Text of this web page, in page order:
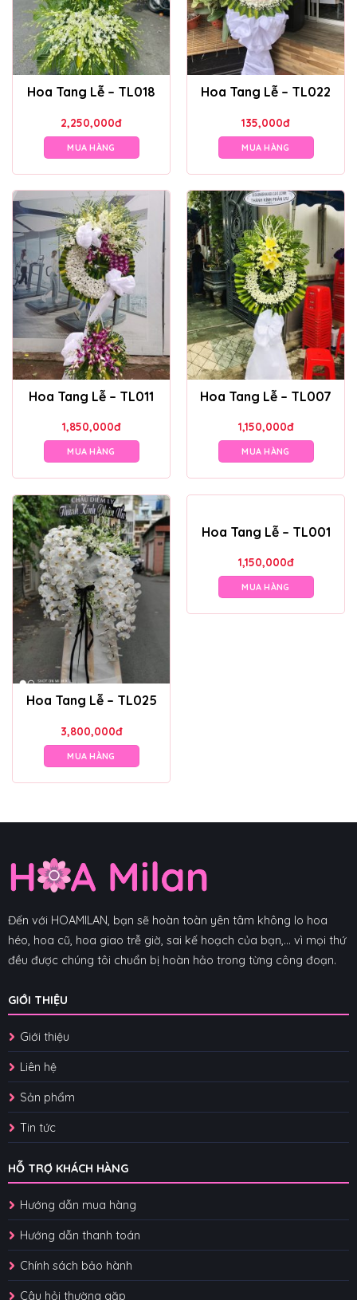
Hoa Tang Lễ – TL018
2,250,000đ
MUA HÀNG
Hoa Tang Lễ – TL022
135,000đ
MUA HÀNG
Hoa Tang Lễ – TL011
1,850,000đ
MUA HÀNG
Hoa Tang Lễ – TL007
1,150,000đ
MUA HÀNG
Hoa Tang Lễ – TL025
3,800,000đ
MUA HÀNG
Hoa Tang Lễ – TL001
1,150,000đ
MUA HÀNG
Đến với HOAMILAN, bạn sẽ hoàn toàn yên tâm không lo hoa
héo, hoa cũ, hoa giao trễ giờ, sai kế hoạch của bạn,... vì mọi thứ
đều được chúng tôi chuẩn bị hoàn hảo trong từng công đoạn.
GIỚI THIỆU
Giới thiệu
Liên hệ
Sản phẩm
Tin tức
HỖ TRỢ KHÁCH HÀNG
Hướng dẫn mua hàng
Hướng dẫn thanh toán
Chính sách bảo hành
Câu hỏi thường gặp